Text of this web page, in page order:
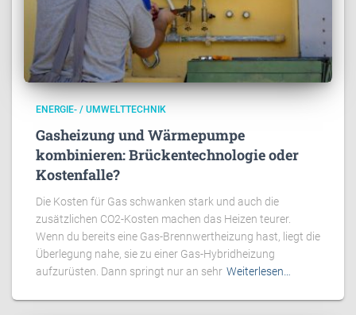
ENERGIE- / UMWELTTECHNIK
Gasheizung und Wärmepumpe
kombinieren: Brückentechnologie oder
Kostenfalle?
Die Kosten für Gas schwanken stark und auch die
zusätzlichen CO2-Kosten machen das Heizen teurer.
Wenn du bereits eine Gas-Brennwertheizung hast, liegt die
Überlegung nahe, sie zu einer Gas-Hybridheizung
aufzurüsten. Dann springt nur an sehr Weiterlesen…